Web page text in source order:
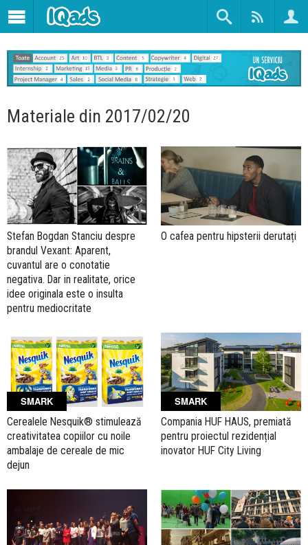
Materiale din 2017/02/20
Stefan Bogdan Stanciu despre
brandul Vexant: Aparent,
cuvantul are o conotatie
negativa. Dar in realitate, orice
idee originala este o insulta
pentru mediocritate
O cafea pentru hipsterii derutați
SMARK
Cerealele Nesquik® stimulează
creativitatea copiilor cu noile
ambalaje de cereale de mic
dejun
SMARK
Compania HUF HAUS, premiată
pentru proiectul rezidențial
inovator HUF City Living